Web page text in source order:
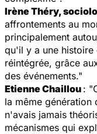
Irène Théry,
affrontements au
principalement
qu'il y a une
réintégrée, grâce
des événements."
Etienne Chaillou :
la même génération
n'avais jamais
mécanismes qui